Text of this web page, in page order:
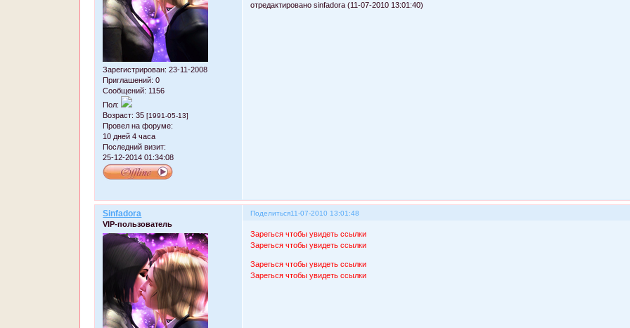
Зарегистрирован: 23-11-2008
Приглашений: 0
Сообщений: 1156
Пол:
Возраст: 35[1991-05-13]
Провел на форуме:
10 дней 4 часа
Последний визит:
25-12-2014 01:34:08
отредактировано sinfadora (11-07-2010 13:01:40)
Поделиться11-07-2010 13:01:48
Sinfadora
VIP-пользователь
Зарегься чтобы увидеть ссылки
Зарегься чтобы увидеть ссылки
Зарегься чтобы увидеть ссылки
Зарегься чтобы увидеть ссылки